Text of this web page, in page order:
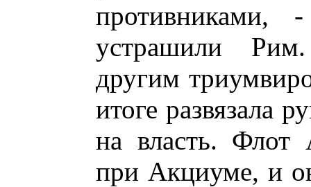
противниками,
устрашили
другим
итоге развязала
на власть. Флот
при Акциуме, и